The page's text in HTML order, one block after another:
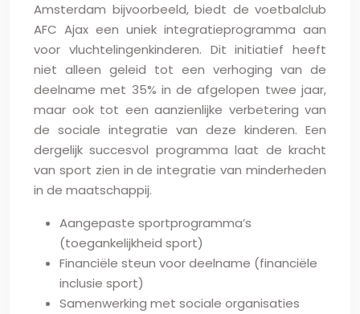
Amsterdam bijvoorbeeld, biedt de voetbalclub
AFC Ajax een uniek integratieprogramma aan
voor vluchtelingenkinderen. Dit initiatief heeft
niet alleen geleid tot een verhoging van de
deelname met 35% in de afgelopen twee jaar,
maar ook tot een aanzienlijke verbetering van
de sociale integratie van deze kinderen. Een
dergelijk succesvol programma laat de kracht
van sport zien in de integratie van minderheden
in de maatschappij.
Aangepaste sportprogramma’s
(toegankelijkheid sport)
Financiële steun voor deelname (financiële
inclusie sport)
Samenwerking met sociale organisaties